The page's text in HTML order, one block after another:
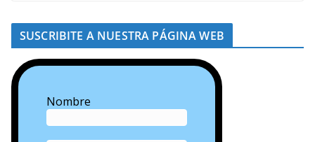
SUSCRIBITE A NUESTRA PÁGINA WEB
Nombre